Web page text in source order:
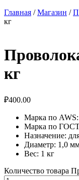
Главная /Магазин /
кг
кг
₽400.00
Марка по
Марка по
Назначение:
Диаметр: 1,0
Вес: 1 кг
Количество товара